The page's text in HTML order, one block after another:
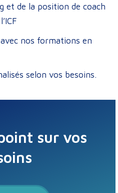
et de la position de coach
nos formations en
selon vos besoins.
sur vos